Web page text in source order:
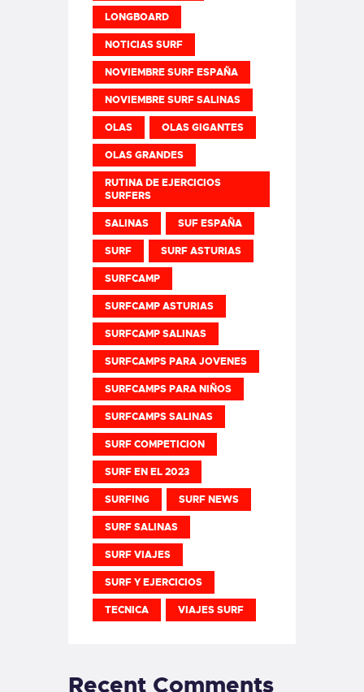
LONGBOARD
NOTICIAS SURF
NOVIEMBRE SURF ESPAÑA
NOVIEMBRE SURF SALINAS
OLAS OLAS GIGANTES
OLAS GRANDES
RUTINA DE EJERCICIOS
SURFERS
SALINAS SUF ESPAÑA
SURF SURF ASTURIAS
SURFCAMP
SURFCAMP ASTURIAS
SURFCAMP SALINAS
SURFCAMPS PARA JOVENES
SURFCAMPS PARA NIÑOS
SURFCAMPS SALINAS
SURF COMPETICION
SURF EN EL 2023
SURFING SURF NEWS
SURF SALINAS
SURF VIAJES
SURF Y EJERCICIOS
TECNICA VIAJES SURF
Recent Comments